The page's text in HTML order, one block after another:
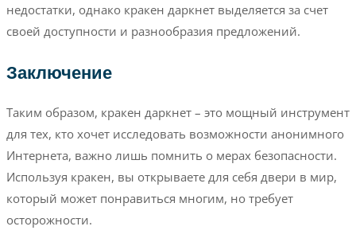
недостатки, однако кракен даркнет выделяется за счет
своей доступности и разнообразия предложений.
Заключение
Таким образом, кракен даркнет – это мощный инструмент
для тех, кто хочет исследовать возможности анонимного
Интернета, важно лишь помнить о мерах безопасности.
Используя кракен, вы открываете для себя двери в мир,
который может понравиться многим, но требует
осторожности.